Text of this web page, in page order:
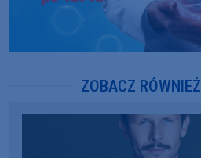
ZOBACZ RÓWNIEŻ